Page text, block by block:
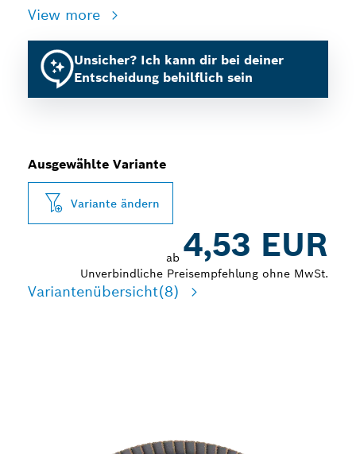
View more
Unsicher? Ich kann dir bei deiner
Entscheidung behilflich sein
Ausgewählte Variante
Variante ändern
ab 4,53 EUR
Unverbindliche Preisempfehlung ohne MwSt.
Variantenübersicht(8)